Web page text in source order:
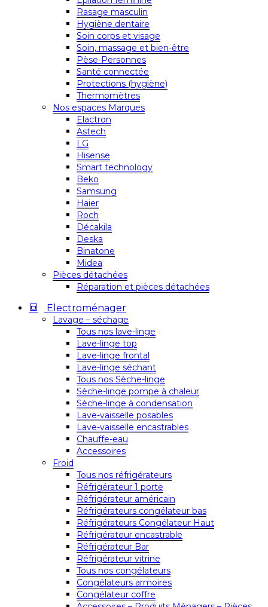
Rasage masculin
Hygiène dentaire
Soin corps et visage
Soin, massage et bien-être
Pèse-Personnes
Santé connectée
Protections (hygiène)
Thermomètres
Nos espaces Marques
Elactron
Astech
LG
Hisense
Smart technology
Beko
Samsung
Haier
Roch
Décakila
Deska
Binatone
Midea
Pièces détachées
Réparation et pièces détachées
Electroménager
Lavage – séchage
Tous nos lave-linge
Lave-linge top
Lave-linge frontal
Lave-linge séchant
Tous nos Sèche-linge
Sèche-linge pompe à chaleur
Sèche-linge à condensation
Lave-vaisselle posables
Lave-vaisselle encastrables
Chauffe-eau
Accessoires
Froid
Tous nos réfrigérateurs
Réfrigérateur 1 porte
Réfrigérateur américain
Réfrigérateurs congélateur bas
Réfrigérateurs Congélateur Haut
Réfrigérateur encastrable
Réfrigérateur Bar
Réfrigérateur vitrine
Tous nos congélateurs
Congélateurs armoires
Congélateur coffre